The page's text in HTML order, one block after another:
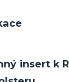
insert k